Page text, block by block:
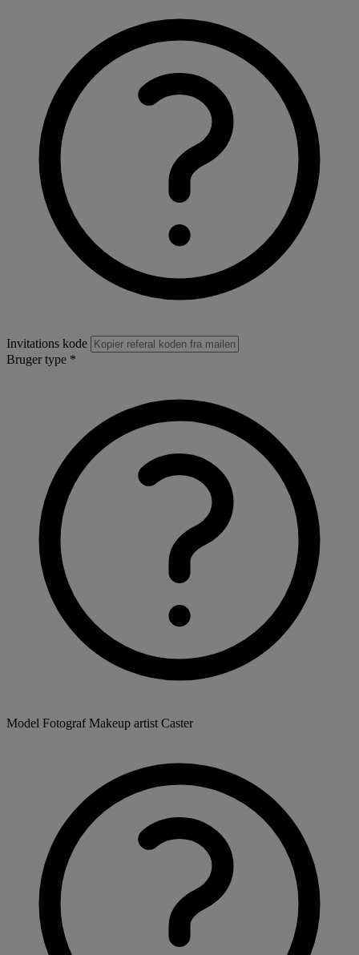
Invitations kode
Bruger type *
Model FotografMakeup artist Caster